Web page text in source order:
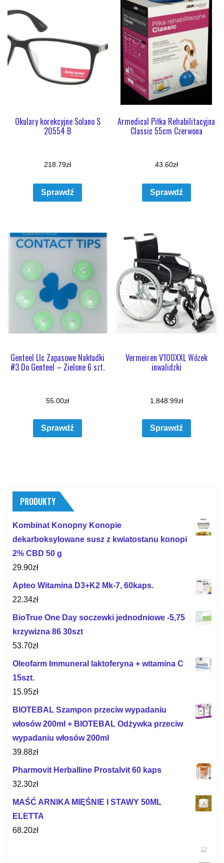
Okulary korekcyjne Solano S
20554 B
218.79zł
Sprawdź
Armedical Piłka Rehabilitacyjna
Classic 55cm Czerwona
43.60zł
Sprawdź
Genteel Llc Zapasowe Nakładki
#3 Do Genteel – Zielone 6 szt.
55.00zł
Sprawdź
Vermeiren V100XXL Wózek
inwalidzki
1,848.99zł
Sprawdź
PRODUKTY
Kombinat Konopny Konopie
dekarboksylowane susz z kwiatostanu konopi
2% CBD 50 g
29.90zł
Apteo Witamina D3+K2 Mk-7, 60kaps.
22.34zł
BioTrue One Day soczewki jednodniowe -5,75
krzywizna 86 30szt
53.70zł
Oleofarm Immuneral laktoferyna + witamina C
15szt.
15.95zł
BIOTEBAL Szampon przeciw wypadaniu
włosów 200ml + BIOTEBAL Odżywka przeciw
wypadaniu włosów 200ml
39.88zł
Pharmovit Herballine Prostalvit 60 kaps
32.30zł
MAŚĆ ARNIKA MIĘŚNIE I STAWY 50ML
ELETTA
68.20zł